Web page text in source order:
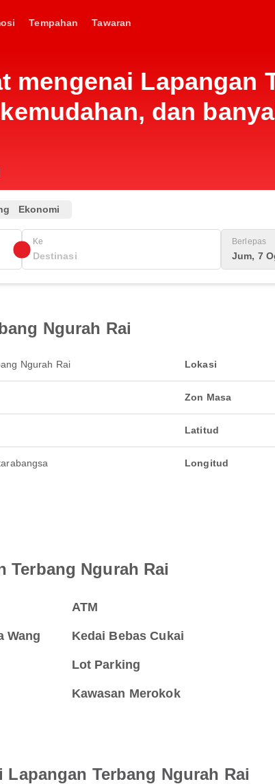
Tempahan Tawaran
mengenai Lapangan
dan
Ekonomi
Ke Berlepas
Jum, 7
Ngurah Rai
Ngurah Rai Lokasi
Zon Masa
Latitud
Longitud
Terbang Ngurah Rai
ATM
Wang Kedai Bebas Cukai
Lot Parking
Kawasan Merokok
Terbang Ngurah Rai